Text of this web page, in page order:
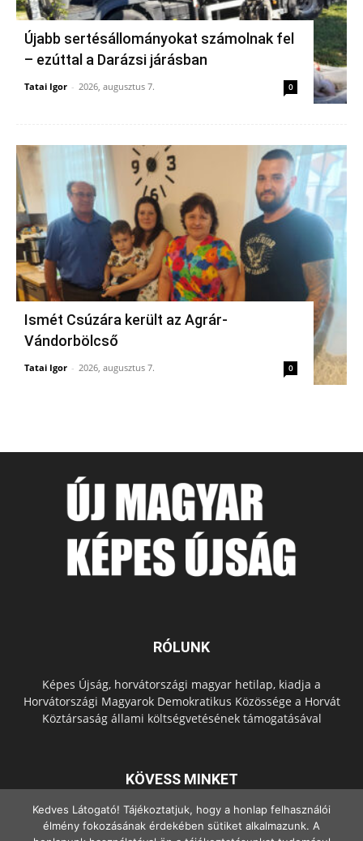
Újabb sertésállományokat számolnak fel
– ezúttal a Darázsi járásban
Tatai Igor - 2026, augusztus 7. 0
Ismét Csúzára került az Agrár-
Vándorbölcső
Tatai Igor - 2026, augusztus 7. 0
RÓLUNK
Képes Újság, horvátországi magyar hetilap, kiadja a
Horvátországi Magyarok Demokratikus Közössége a Horvát
Köztársaság állami költségvetésének támogatásával
KÖVESS MINKET
Kedves Látogató! Tájékoztatjuk, hogy a honlap felhasználói
élmény fokozásának érdekében sütiket alkalmazunk. A